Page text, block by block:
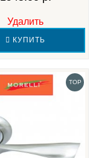
Удалить
КУПИТЬ
TOP